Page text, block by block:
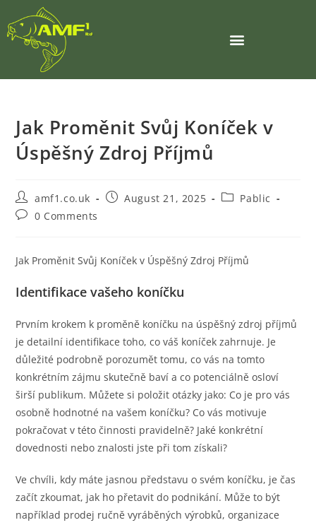
Jak Proměnit Svůj Koníček v
Úspěšný Zdroj Příjmů
amf1.co.uk August 21, 2025
Pablic
0 Comments
Jak Proměnit Svůj Koníček v Úspěšný Zdroj Příjmů
Identifikace vašeho koníčku
Prvním krokem k proměně koníčku na úspěšný zdroj příjmů
je detailní identifikace toho, co váš koníček zahrnuje. Je
důležité podrobně porozumět tomu, co vás na tomto
konkrétním zájmu skutečně baví a co potenciálně osloví
širší publikum. Můžete si položit otázky jako: Co je pro vás
osobně hodnotné na vašem koníčku? Co vás motivuje
pokračovat v této činnosti pravidelně? Jaké konkrétní
dovednosti nebo znalosti jste při tom získali?
Ve chvíli, kdy máte jasnou představu o svém koníčku, je čas
začít zkoumat, jak ho přetavit do podnikání. Může to být
například prodej ručně vyráběných výrobků, organizace